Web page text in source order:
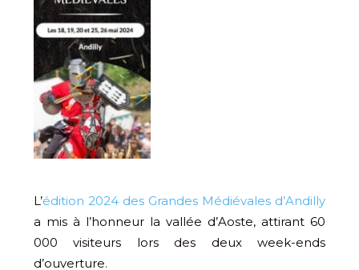
L’édition 2024 des Grandes Médiévales d’Andilly
a mis à l’honneur la vallée d’Aoste, attirant 60
000 visiteurs lors des deux week-ends
d’ouverture.